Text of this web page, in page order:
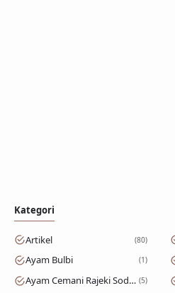
Kategori
Artikel 80
Ayam Bulbi 1
Ayam Cemani Rajeki Sodomoro 5